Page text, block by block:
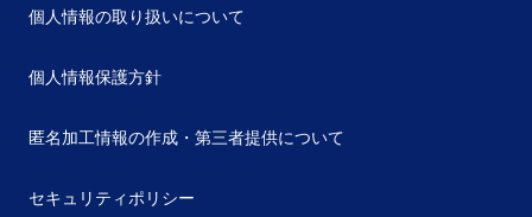
個人情報の取り扱いについて
個人情報保護方針
匿名加工情報の作成・第三者提供について
セキュリティポリシー